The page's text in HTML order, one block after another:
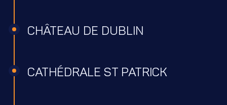
CHÂTEAU DE DUBLIN
CATHÉDRALE ST PATRICK